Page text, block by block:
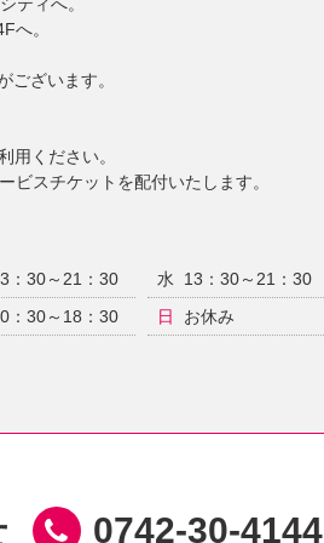
へ。
ございます。
用ください。
ビスチケットを配付いたします。
：30～21：30 水 13：30～21：30
：30～18：30 日 お休み
0742-30-4144